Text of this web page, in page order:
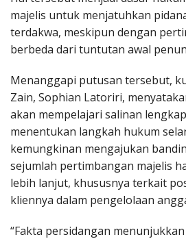
majelis untuk menjatuhkan
terdakwa, meskipun dengan
berbeda dari tuntutan awal
Menanggapi putusan tersebut,
Zain, Sophian Latoriri,
akan mempelajari salinan
menentukan langkah hukum
kemungkinan mengajukan
sejumlah pertimbangan majelis
lebih lanjut, khususnya terkait
kliennya dalam pengelolaan
“Fakta persidangan